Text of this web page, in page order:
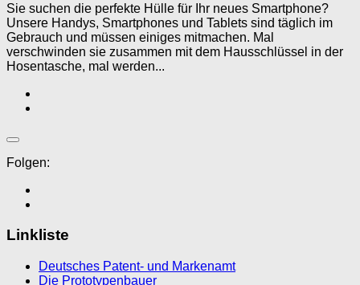
Sie suchen die perfekte Hülle für Ihr neues Smartphone?
Unsere Handys, Smartphones und Tablets sind täglich im
Gebrauch und müssen einiges mitmachen. Mal
verschwinden sie zusammen mit dem Hausschlüssel in der
Hosentasche, mal werden...
Folgen:
Linkliste
Deutsches Patent- und Markenamt
Die Prototypenbauer